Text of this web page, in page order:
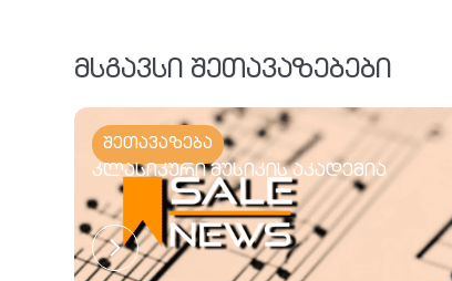
მსგავსი შეთავაზებები
შეთავაზება
კლასიკური მუსიკის აკადემია